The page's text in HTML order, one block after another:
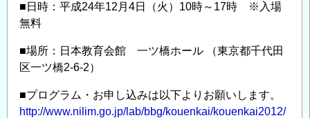
フ
ラ
ト
ラ
ク
チ
■日時：平成24年12月4日（火）10時～17時 ※入場
無料
■場所：日本教育会館 一ツ橋ホール （東京都千代田
区一ツ橋2-6-2）
■プログラム・お申し込みは以下よりお願いします。
http://www.nilim.go.jp/lab/bbg/kouenkai/kouenkai2012/